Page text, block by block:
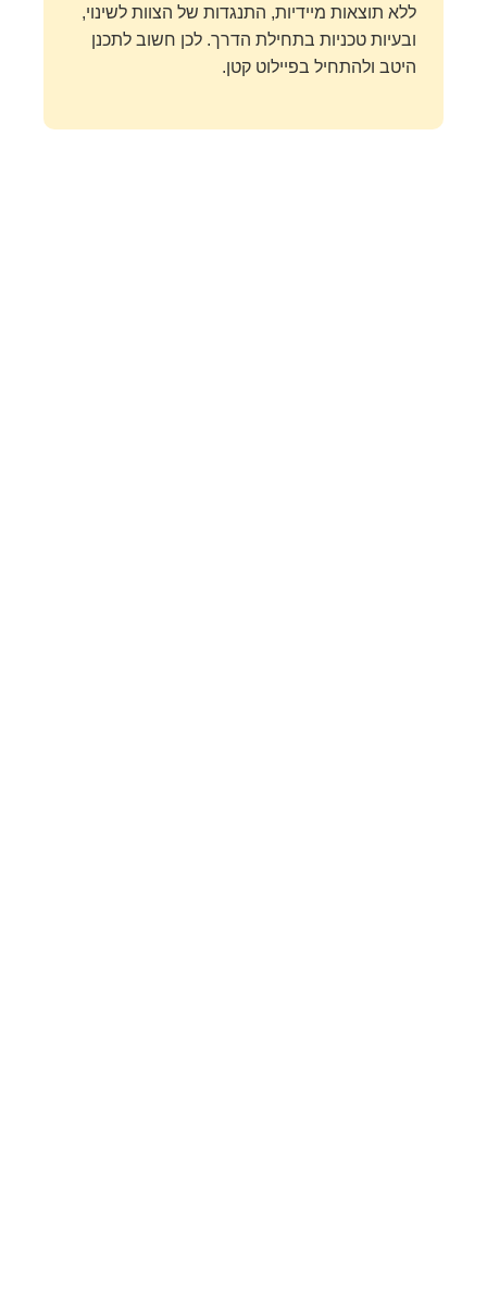
ללא תוצאות מיידיות, התנגדות של הצוות לשינוי,
ובעיות טכניות בתחילת הדרך. לכן חשוב לתכנן
היטב ולהתחיל בפיילוט קטן.